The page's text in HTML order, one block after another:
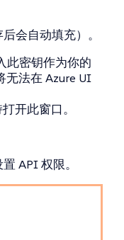
会自动填充）。
此密钥作为你的
无法在 Azure UI
开此窗口。
API 权限。